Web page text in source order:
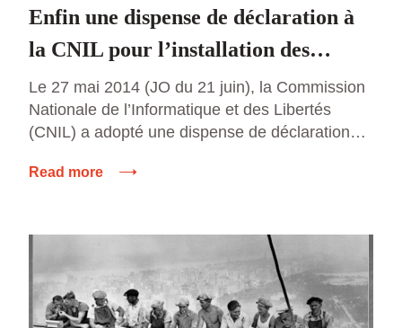
Enfin une dispense de déclaration à
la CNIL pour l’installation des
tachygraphes dans les poids lourds
Le 27 mai 2014 (JO du 21 juin), la Commission
Nationale de l’Informatique et des Libertés
(CNIL) a adopté une dispense de déclaration
soumises à l’obligation d’installer des appareils
personnes et dans les véhicules de […]
Read more